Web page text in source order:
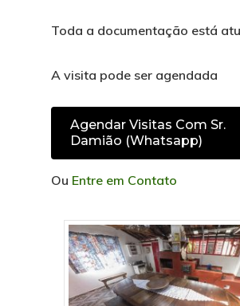
Toda a documentação está
A visita pode ser agendada
Agendar Visitas Com Sr.
Damião (Whatsapp)
Ou Entre em Contato